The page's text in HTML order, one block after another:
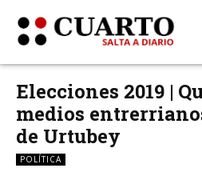
Elecciones 2019 |
medios
de Urtubey
POLÍTICA